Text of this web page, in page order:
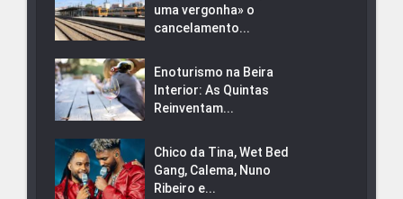
uma vergonha» o
cancelamento...
Enoturismo na Beira
Interior: As Quintas
Reinventam...
Chico da Tina, Wet Bed
Gang, Calema, Nuno
Ribeiro e...